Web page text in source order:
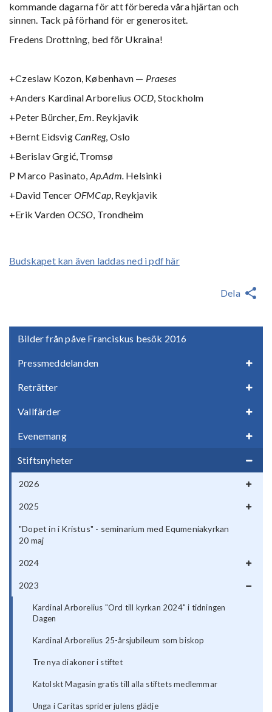
Bilder från påve Franciskus besök 2016
Pressmeddelanden
Reträtter
Vallfärder
Evenemang
Stiftsnyheter
2026
2025
"Dopet in i Kristus" - seminarium med Equmeniakyrkan
20 maj
2024
2023
Kardinal Arborelius "Ord till kyrkan 2024" i tidningen
Dagen
Kardinal Arborelius 25-årsjubileum som biskop
Tre nya diakoner i stiftet
Katolskt Magasin gratis till alla stiftets medlemmar
Unga i Caritas sprider julens glädje
kommande dagarna för att förbereda våra hjärtan och
sinnen. Tack på förhand för er generositet.
Fredens Drottning, bed för Ukraina!
+Czeslaw Kozon, København — Praeses
+Anders Kardinal Arborelius OCD, Stockholm
+Peter Bürcher, Em.Reykjavik
+Bernt EidsvigCanReg, Oslo
+Berislav Grgić, Tromsø
P Marco Pasinato, Ap.Adm. Helsinki
+David Tencer OFMCap, Reykjavik
+Erik Varden OCSO, Trondheim
Budskapet kan även laddas ned i pdf här
Dela